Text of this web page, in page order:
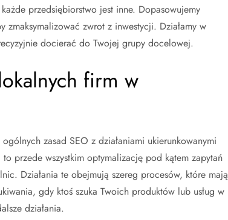
przedsiębiorstwo jest inne. Dopasowujemy
zwrot z inwestycji. Działamy w
docierać do Twojej grupy docelowej.
firm w
zasad SEO z działaniami ukierunkowanymi
przede wszystkim optymalizację pod kątem zapytań
Działania te obejmują szereg procesów, które mają
gdy ktoś szuka Twoich produktów lub usług w
działania.